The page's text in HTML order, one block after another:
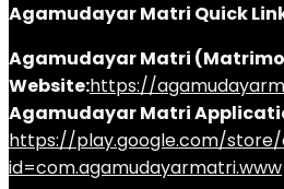
Agamudayar Matri Quick
Agamudayar Matri
Website:https://
Agamudayar Matri
https://play.google.com/
id=com.agamudayarmatri.www